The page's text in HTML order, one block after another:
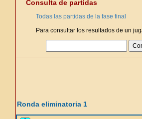
Consulta de partidas
Todas las partidas de la fase final
Para consultar los resultados de un
Ronda eliminatoria 1